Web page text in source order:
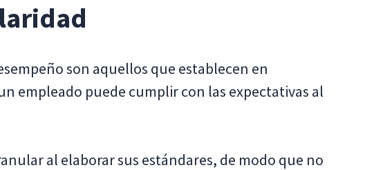
son aquellos que establecen en
empleado puede cumplir con las expectativas al
al elaborar sus estándares, de modo que no